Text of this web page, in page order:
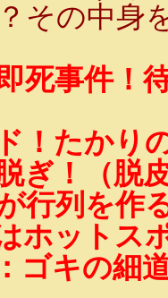
その中身
死事件！
！たかり
ぎ！（脱
行列を作
ホットス
ゴキの細